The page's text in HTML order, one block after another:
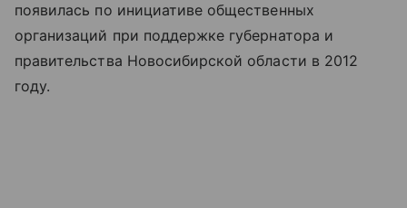
появилась по инициативе общественных
организаций при поддержке губернатора и
правительства Новосибирской области в 2012
году.